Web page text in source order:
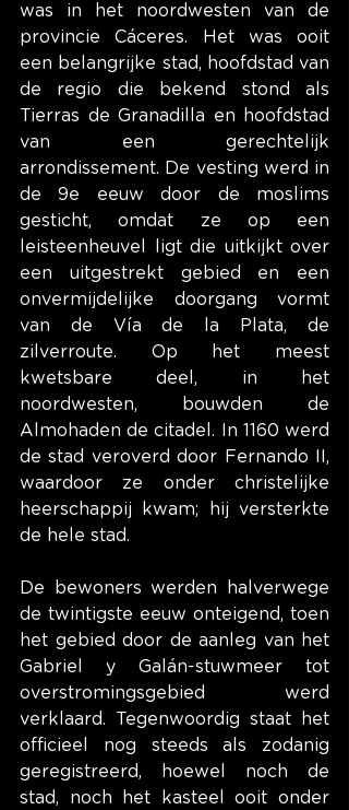
was in het noordwesten van de
provincie Cáceres. Het was ooit
een belangrijke stad, hoofdstad van
de regio die bekend stond als
Tierras de Granadilla en hoofdstad
van een gerechtelijk
arrondissement. De vesting werd in
de 9e eeuw door de moslims
gesticht, omdat ze op een
leisteenheuvel ligt die uitkijkt over
een uitgestrekt gebied en een
onvermijdelijke doorgang vormt
van de Vía de la Plata, de
zilverroute. Op het meest
kwetsbare deel, in het
noordwesten, bouwden de
Almohaden de citadel. In 1160 werd
de stad veroverd door Fernando II,
waardoor ze onder christelijke
heerschappij kwam; hij versterkte
de hele stad.
De bewoners werden halverwege
de twintigste eeuw onteigend, toen
het gebied door de aanleg van het
Gabriel y Galán-stuwmeer tot
overstromingsgebied werd
verklaard. Tegenwoordig staat het
officieel nog steeds als zodanig
geregistreerd, hoewel noch de
stad, noch het kasteel ooit onder